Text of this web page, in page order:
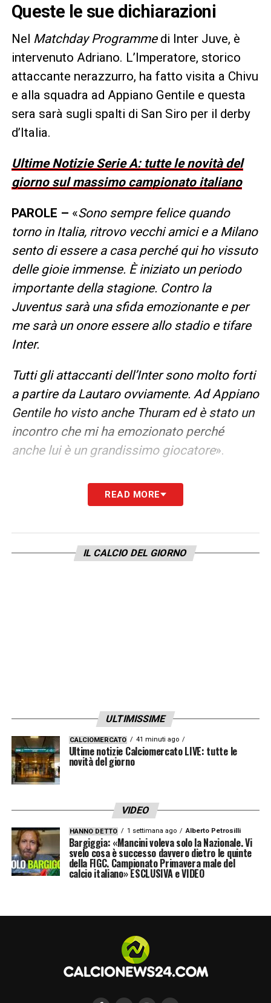
Queste le sue dichiarazioni
Nel Matchday Programmedi Inter Juve, è
intervenuto Adriano. L’Imperatore, storico
attaccante nerazzurro, ha fatto visita a Chivu
e alla squadra ad Appiano Gentile e questa
sera sarà sugli spalti di San Siro per il derby
d’Italia.
Ultime Notizie Serie A: tutte le novità del
giorno sul massimo campionato italiano
PAROLE – «Sono sempre felice quando
torno in Italia, ritrovo vecchi amici e a Milano
sento di essere a casa perché qui ho vissuto
delle gioie immense. È iniziato un periodo
importante della stagione. Contro la
Juventus sarà una sfida emozionante e per
me sarà un onore essere allo stadio e tifare
Inter.
Tutti gli attaccanti dell’Inter sono molto forti
a partire da Lautaro ovviamente. Ad Appiano
Gentile ho visto anche Thuram ed è stato un
incontro che mi ha emozionato perché
anche lui è un grandissimo giocatore».
LA PLAYLIST DELLE NOSTRE TOP NEWS
READ MORE
IL CALCIO DEL GIORNO
ULTIMISSIME
CALCIOMERCATO 41 minuti ago
Ultime notizie Calciomercato LIVE: tutte le
novità del giorno
VIDEO
HANNO DETTO 1 settimana ago Alberto Petrosilli
Bargiggia: «Mancini voleva solo la Nazionale. Vi
svelo cosa è successo davvero dietro le quinte
della FIGC. Campionato Primavera male del
calcio italiano» ESCLUSIVA e VIDEO